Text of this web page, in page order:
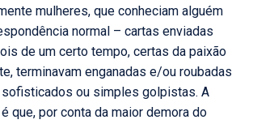
mulheres, que conheciam alguém
normal – cartas enviadas
de um certo tempo, certas da paixão
terminavam enganadas e/ou roubadas
ou simples golpistas. A
que, por conta da maior demora do